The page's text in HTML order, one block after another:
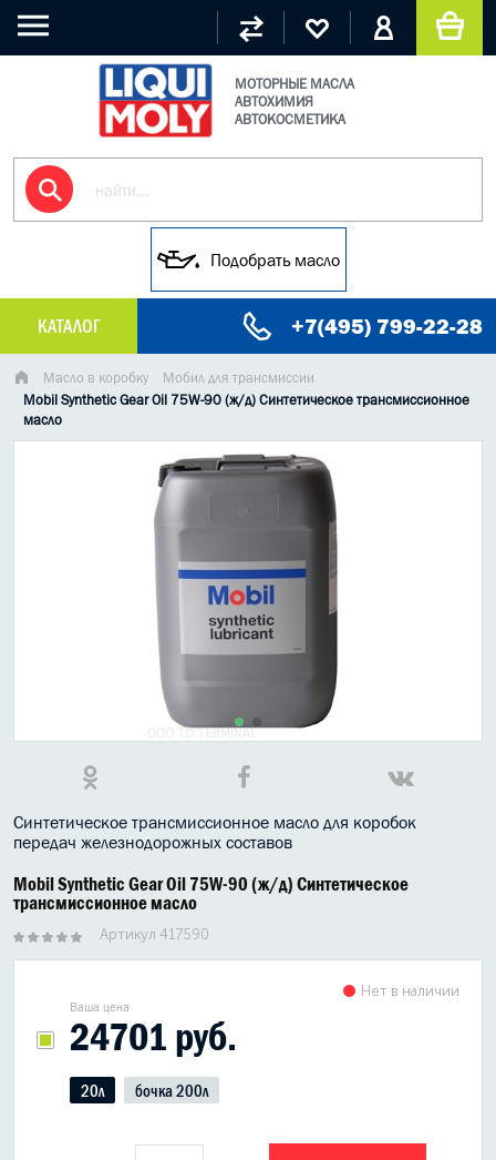
МОТОРНЫЕ МАСЛА
АВТОХИМИЯ
АВТОКОСМЕТИКА
Подобрать масло
КАТАЛОГ +7(495) 799-22-28
МАСЛО МОТОРНОЕ
ГРУЗОВЫЕ МАСЛА
ГИДРАВЛИЧЕСКИЕ МАСЛА
КОНСИСТЕНТНАЯ СМАЗКА
ИНДУСТРИАЛЬНЫЕ МАСЛА
АНТИФРИЗЫ СПЕЦЖИДКОСТИ
ПРИСАДКИ АВТОХИМИЯ
АВТО КОСМЕТИКА
ВСЕ БРЕНДЫ
Масло в коробку
Мобил для трансмиссии
Mobil Synthetic Gear Oil 75W-90 (ж/д) Синтетическое трансмиссионное
масло
Синтетическое трансмиссионное масло для коробок
передач железнодорожных составов
Mobil Synthetic Gear Oil 75W-90 (ж/д) Синтетическое
трансмиссионное масло
Артикул 417590
Ваша цена
24701 руб.
Нет в наличии
20л бочка 200л